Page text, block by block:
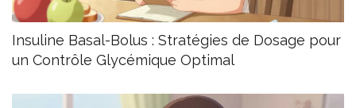
Insuline Basal-Bolus : Stratégies de Dosage pour
un Contrôle Glycémique Optimal